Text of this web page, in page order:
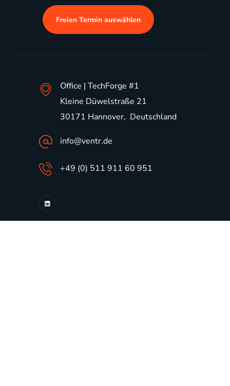
Freien Termin auswählen
Office | TechForge #1
Kleine Düwelstraße 21
30171 Hannover, Deutschland
info@ventr.de
+49 (0) 511 911 60 951